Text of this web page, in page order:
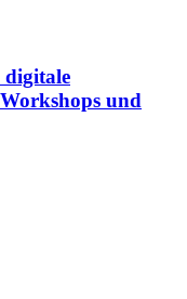
digitale
und